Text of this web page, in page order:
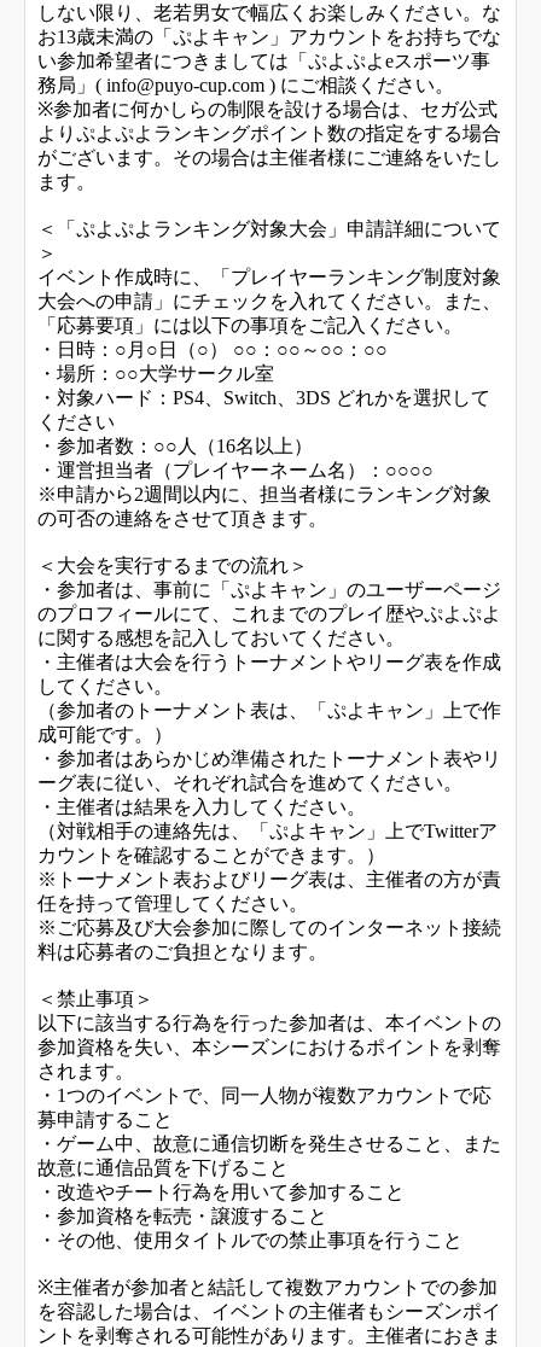
しない限り、老若男女で幅広くお楽しみください。な
お13歳未満の「ぷよキャン」アカウントをお持ちでな
い参加希望者につきましては「ぷよぷよeスポーツ事
務局」( info@puyo-cup.com ) にご相談ください。
※参加者に何かしらの制限を設ける場合は、セガ公式
よりぷよぷよランキングポイント数の指定をする場合
がございます。その場合は主催者様にご連絡をいたし
ます。
＜「ぷよぷよランキング対象大会」申請詳細について
＞
イベント作成時に、「プレイヤーランキング制度対象
大会への申請」にチェックを入れてください。また、
「応募要項」には以下の事項をご記入ください。
・日時：○月○日（○） ○○：○○～○○：○○
・場所：○○大学サークル室
・対象ハード：PS4、Switch、3DS どれかを選択して
ください
・参加者数：○○人（16名以上）
・運営担当者（プレイヤーネーム名）：○○○○
※申請から2週間以内に、担当者様にランキング対象
の可否の連絡をさせて頂きます。
＜大会を実行するまでの流れ＞
・参加者は、事前に「ぷよキャン」のユーザーページ
のプロフィールにて、これまでのプレイ歴やぷよぷよ
に関する感想を記入しておいてください。
・主催者は大会を行うトーナメントやリーグ表を作成
してください。
（参加者のトーナメント表は、「ぷよキャン」上で作
成可能です。）
・参加者はあらかじめ準備されたトーナメント表やリ
ーグ表に従い、それぞれ試合を進めてください。
・主催者は結果を入力してください。
（対戦相手の連絡先は、「ぷよキャン」上でTwitterア
カウントを確認することができます。）
※トーナメント表およびリーグ表は、主催者の方が責
任を持って管理してください。
※ご応募及び大会参加に際してのインターネット接続
料は応募者のご負担となります。
＜禁止事項＞
以下に該当する行為を行った参加者は、本イベントの
参加資格を失い、本シーズンにおけるポイントを剥奪
されます。
・1つのイベントで、同一人物が複数アカウントで応
募申請すること
・ゲーム中、故意に通信切断を発生させること、また
故意に通信品質を下げること
・改造やチート行為を用いて参加すること
・参加資格を転売・譲渡すること
・その他、使用タイトルでの禁止事項を行うこと
※主催者が参加者と結託して複数アカウントでの参加
を容認した場合は、イベントの主催者もシーズンポイ
ントを剥奪される可能性があります。主催者におきま